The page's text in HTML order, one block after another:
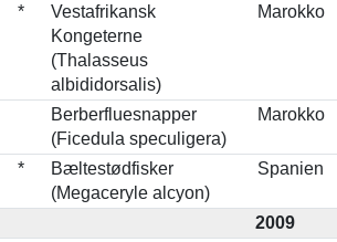
*
Vestafrikansk
Kongeterne
(Thalasseus
albididorsalis)
Marokko
Berberfluesnapper
(Ficedula speculigera)
Marokko
*
Bæltestødfisker
(Megaceryle alcyon)
Spanien
2009